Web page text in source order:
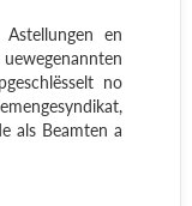
en
no
als Beamten a